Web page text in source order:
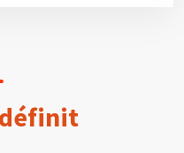
définit